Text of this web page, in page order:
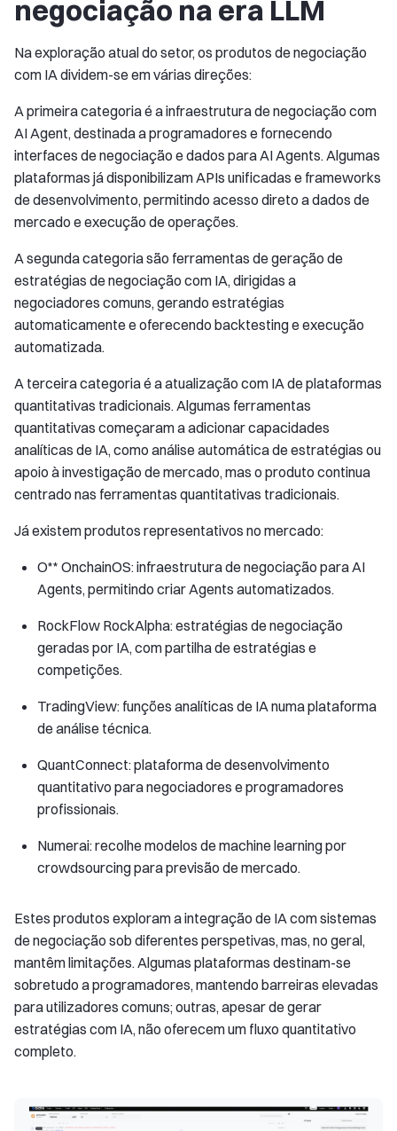
negociação na era LLM
Na exploração atual do setor, os produtos de negociação
com IA dividem-se em várias direções:
A primeira categoria é a infraestrutura de negociação com
AI Agent, destinada a programadores e fornecendo
interfaces de negociação e dados para AI Agents. Algumas
plataformas já disponibilizam APIs unificadas e frameworks
de desenvolvimento, permitindo acesso direto a dados de
mercado e execução de operações.
A segunda categoria são ferramentas de geração de
estratégias de negociação com IA, dirigidas a
negociadores comuns, gerando estratégias
automaticamente e oferecendo backtesting e execução
automatizada.
A terceira categoria é a atualização com IA de plataformas
quantitativas tradicionais. Algumas ferramentas
quantitativas começaram a adicionar capacidades
analíticas de IA, como análise automática de estratégias ou
apoio à investigação de mercado, mas o produto continua
centrado nas ferramentas quantitativas tradicionais.
Já existem produtos representativos no mercado:
O** OnchainOS: infraestrutura de negociação para AI
Agents, permitindo criar Agents automatizados.
RockFlow RockAlpha: estratégias de negociação
geradas por IA, com partilha de estratégias e
competições.
TradingView: funções analíticas de IA numa plataforma
de análise técnica.
QuantConnect: plataforma de desenvolvimento
quantitativo para negociadores e programadores
profissionais.
Numerai: recolhe modelos de machine learning por
crowdsourcing para previsão de mercado.
Estes produtos exploram a integração de IA com sistemas
de negociação sob diferentes perspetivas, mas, no geral,
mantêm limitações. Algumas plataformas destinam-se
sobretudo a programadores, mantendo barreiras elevadas
para utilizadores comuns; outras, apesar de gerar
estratégias com IA, não oferecem um fluxo quantitativo
completo.